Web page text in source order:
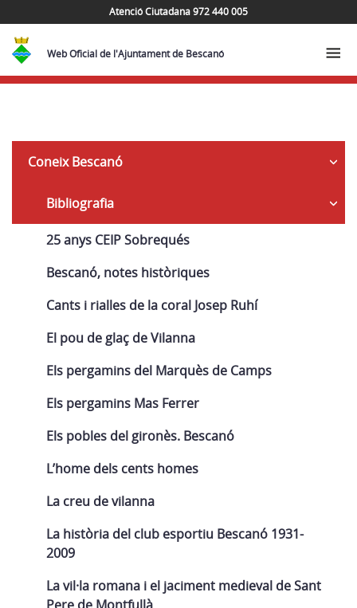
Atenció Ciutadana 972 440 005
Web Oficial de l'Ajuntament de Bescanó
Seguretat
Coneix Bescanó
Bibliografia
25 anys CEIP Sobrequés
Bescanó, notes històriques
Cants i rialles de la coral Josep Ruhí
El pou de glaç de Vilanna
Els pergamins del Marquès de Camps
Els pergamins Mas Ferrer
Els pobles del gironès. Bescanó
L’home dels cents homes
La creu de vilanna
La història del club esportiu Bescanó 1931-
2009
La vil·la romana i el jaciment medieval de Sant